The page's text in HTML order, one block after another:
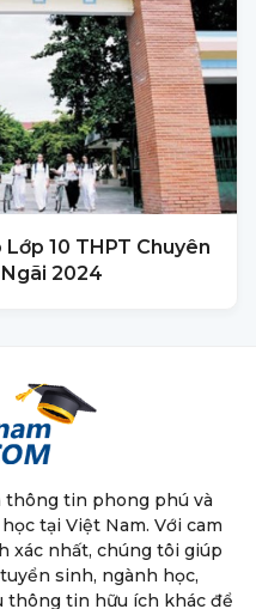
10 THPT Chuyên
2024
thông tin phong phú và
tại Việt Nam. Với cam
xác nhất, chúng tôi giúp
sinh, ngành học,
thông tin hữu ích khác để